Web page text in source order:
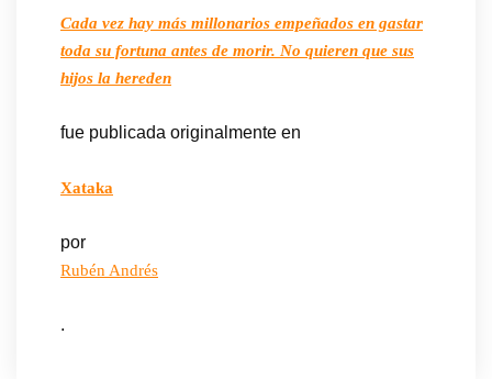
Cada vez hay más millonarios empeñados en gastar
toda su fortuna antes de morir. No quieren que sus
hijos la hereden
fue publicada originalmente en
Xataka
por
Rubén Andrés
.